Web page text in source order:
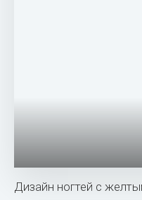
Дизайн ногтей с